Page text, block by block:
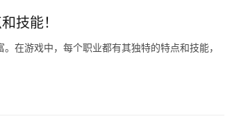
技能！
在游戏中，每个职业都有其独特的特点和技能，